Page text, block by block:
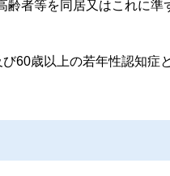
者等を同居又はこれに準
60歳以上の若年性認知症